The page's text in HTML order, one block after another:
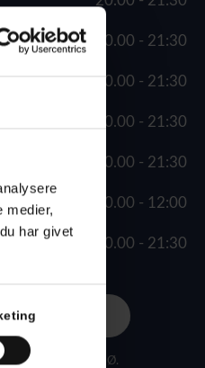
medier,
har givet
20.00 - 21:30
20.00 - 21:30
20.00 - 21:30
20.00 - 21:30
10.00 - 12:00
20.00 - 21:30
14, 2100 Kbh. Ø.